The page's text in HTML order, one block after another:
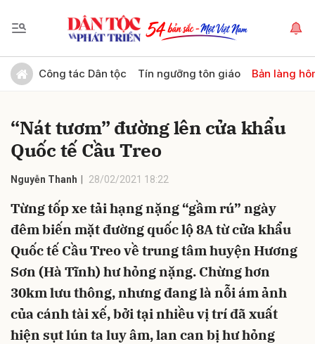
Công tác Dân tộc Tín ngưỡng tôn giáo Bản làng
“Nát tươm” đường lên cửa khẩu
Quốc tế Cầu Treo
Nguyễn Thanh 28/02/2021 18:22
Từng tốp xe tải hạng nặng “gầm rú” ngày
đêm biến mặt đường quốc lộ 8A từ cửa khẩu
Quốc tế Cầu Treo về trung tâm huyện Hương
Sơn (Hà Tĩnh) hư hỏng nặng. Chừng hơn
30km lưu thông, nhưng đang là nỗi ám ảnh
của cánh tài xế, bởi tại nhiều vị trí đã xuất
hiện sụt lún ta luy âm, lan can bị hư hỏng
Gửi bình luận
Hủy Gửi